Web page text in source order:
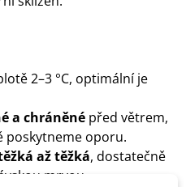
2–3 °C, optimální je
a chráněné před větrem,
poskytneme oporu.
až těžká, dostatečně
mrvou.